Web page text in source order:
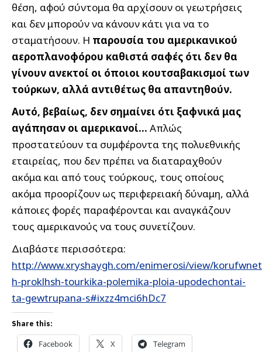
θέση, αφού σύντομα θα αρχίσουν οι γεωτρήσεις
και δεν μπορούν να κάνουν κάτι για να το
σταματήσουν. Η παρουσία του αμερικανικού
αεροπλανοφόρου καθιστά σαφές ότι δεν θα
γίνουν ανεκτοί οι όποιοι κουτσαβακισμοί των
τούρκων, αλλά αντιθέτως θα απαντηθούν.
Αυτό, βεβαίως, δεν σημαίνει ότι ξαφνικά μας
αγάπησαν οι αμερικανοί… Απλώς
προστατεύουν τα συμφέροντα της πολυεθνικής
εταιρείας, που δεν πρέπει να διαταραχθούν
ακόμα και από τους τούρκους, τους οποίους
ακόμα προορίζουν ως περιφερειακή δύναμη, αλλά
κάποιες φορές παραφέρονται και αναγκάζουν
τους αμερικανούς να τους συνετίζουν.
Διαβάστε περισσότερα:
http://www.xryshaygh.com/enimerosi/view/
h-proklhsh-tourkika-polemika-ploia-upodechontai-
ta-gewtrupana-s#ixzz4mci6hDc7
Share this:
Facebook X Telegram